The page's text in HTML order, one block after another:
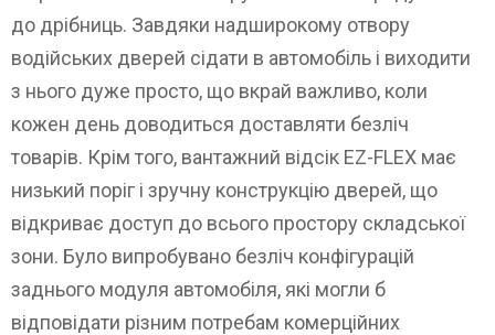
до дрібниць. Завдяки надширокому отвору
водійських дверей сідати в автомобіль і виходити
з нього дуже просто, що вкрай важливо, коли
кожен день доводиться доставляти безліч
товарів. Крім того, вантажний відсік EZ-FLEX має
низький поріг і зручну конструкцію дверей, що
відкриває доступ до всього простору складської
зони. Було випробувано безліч конфігурацій
заднього модуля автомобіля, які могли б
відповідати різним потребам комерційних